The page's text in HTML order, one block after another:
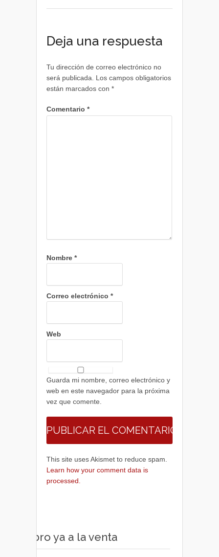
Deja una respuesta
Tu dirección de correo electrónico no
será publicada.
Los campos obligatorios
están marcados con *
Comentario *
Nombre *
Correo electrónico *
Web
Guarda mi nombre, correo electrónico y
web en este navegador para la próxima
vez que comente.
This site uses Akismet to reduce spam.
Learn how your comment data is
processed.
Libro ya a la venta